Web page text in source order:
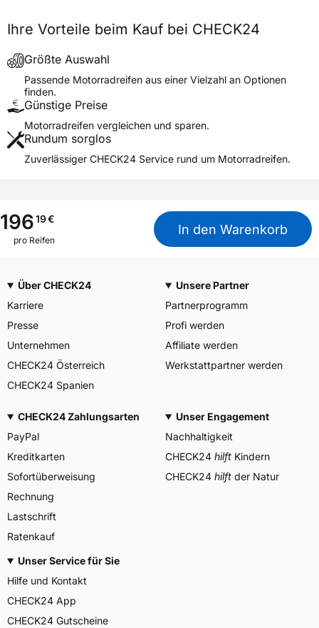
Fahrzeugtyp
Motorrad
Verwendung
Modellname
DIABLO POWERCRUISER
Reifenposition
Motorradtyp
Cruiser
Weitere Eigenschaften
M+S
Nein
Motorrad Kennzeichnung
M/C
Allgemeine Produktsicherheit (GPSR)
Herstellerkontakt
PIRELLI TYRE SPA, Viale
Piero e Alberto Pirelli 25
20126 Milano Italien,
consumer.support@pirelli.co
Ihre Vorteile beim Kauf bei CHECK24
Größte Auswahl
Passende Motorradreifen aus einer Vielzahl an Optionen
finden.
Günstige Preise
Motorradreifen vergleichen und sparen.
Rundum sorglos
Zuverlässiger CHECK24 Service rund um Motorradreifen.
19619€
pro Reifen
In den Warenkorb
Über CHECK24
Karriere
Presse
Unternehmen
CHECK24 Österreich
CHECK24 Spanien
Unsere Partner
Partnerprogramm
Profi werden
Affiliate werden
Werkstattpartner werden
CHECK24 Zahlungsarten
PayPal
Kreditkarten
Sofortüberweisung
Rechnung
Lastschrift
Ratenkauf
Unser Engagement
Nachhaltigkeit
CHECK24 hilft Kindern
CHECK24 hilft der Natur
Unser Service für Sie
Hilfe und Kontakt
CHECK24 App
CHECK24 Gutscheine